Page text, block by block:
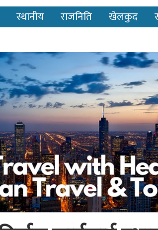
स्थानीय राजनिति खेलकुद